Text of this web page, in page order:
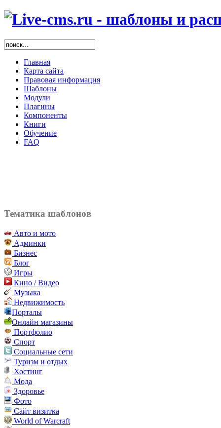
Главная
Карта сайта
Правовая информация
Шаблоны
Модули
Плагины
Компоненты
Книги
Обучение
FAQ
Тематика шаблонов
Авто и мото
Админки
Бизнес
Блог
Игры
Кино / Видео
Музыка
Недвижимость
Порталы
Онлайн магазины
Портфолио
Спорт
Социальные сети
Туризм и отдых
Хостинг
Мода
Здоровье
Фото
Сайт визитка
World of Warcraft